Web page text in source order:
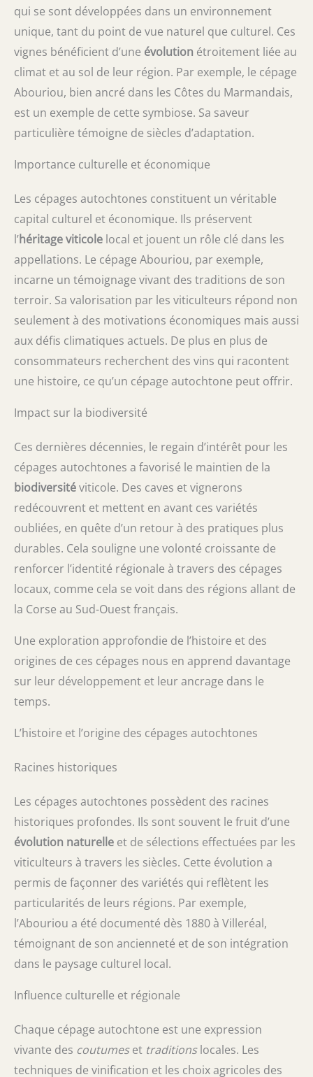
qui se sont développées dans un environnement
unique, tant du point de vue naturel que culturel. Ces
vignes bénéficient d’une évolution étroitement liée au
climat et au sol de leur région. Par exemple, le cépage
Abouriou, bien ancré dans les Côtes du Marmandais,
est un exemple de cette symbiose. Sa saveur
particulière témoigne de siècles d’adaptation.
Importance culturelle et économique
Les cépages autochtones constituent un véritable
capital culturel et économique. Ils préservent
l’héritage viticole local et jouent un rôle clé dans les
appellations. Le cépage Abouriou, par exemple,
incarne un témoignage vivant des traditions de son
terroir. Sa valorisation par les viticulteurs répond non
seulement à des motivations économiques mais aussi
aux défis climatiques actuels. De plus en plus de
consommateurs recherchent des vins qui racontent
une histoire, ce qu’un cépage autochtone peut offrir.
Impact sur la biodiversité
Ces dernières décennies, le regain d’intérêt pour les
cépages autochtones a favorisé le maintien de la
biodiversitéviticole. Des caves et vignerons
redécouvrent et mettent en avant ces variétés
oubliées, en quête d’un retour à des pratiques plus
durables. Cela souligne une volonté croissante de
renforcer l’identité régionale à travers des cépages
locaux, comme cela se voit dans des régions allant de
la Corse au Sud-Ouest français.
Une exploration approfondie de l’histoire et des
origines de ces cépages nous en apprend davantage
sur leur développement et leur ancrage dans le
temps.
L’histoire et l’origine des cépages autochtones
Racines historiques
Les cépages autochtones possèdent des racines
historiques profondes. Ils sont souvent le fruit d’une
évolution naturelle et de sélections effectuées par les
viticulteurs à travers les siècles. Cette évolution a
permis de façonner des variétés qui reflètent les
particularités de leurs régions. Par exemple,
l’Abouriou a été documenté dès 1880 à Villeréal,
témoignant de son ancienneté et de son intégration
dans le paysage culturel local.
Influence culturelle et régionale
Chaque cépage autochtone est une expression
vivante des coutumeset traditionslocales. Les
techniques de vinification et les choix agricoles des